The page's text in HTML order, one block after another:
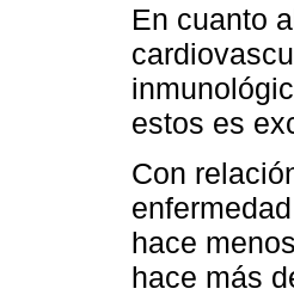
En cuanto
estos es
Con
hace
hace más